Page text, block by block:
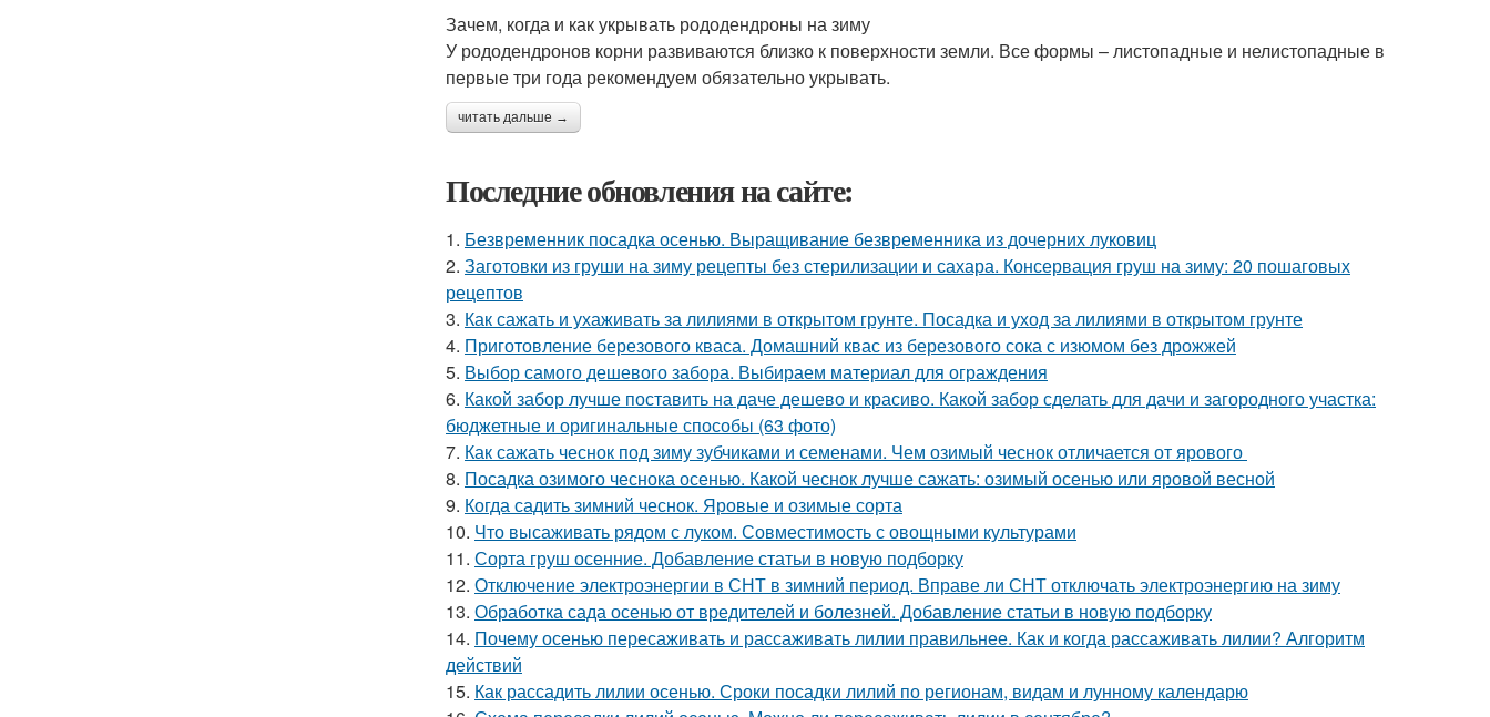
Зачем, когда и как укрывать рододендроны на зиму
У рододендронов корни развиваются близко к поверхности земли. Все формы – листопадные и нелистопадные в
первые три года рекомендуем обязательно укрывать.
читать дальше →
Последние обновления на сайте:
1. Безвременник посадка осенью. Выращивание безвременника из дочерних луковиц
2. Заготовки из груши на зиму рецепты без стерилизации и сахара. Консервация груш на зиму: 20 пошаговых
рецептов
3. Как сажать и ухаживать за лилиями в открытом грунте. Посадка и уход за лилиями в открытом грунте
4. Приготовление березового кваса. Домашний квас из березового сока с изюмом без дрожжей
5. Выбор самого дешевого забора. Выбираем материал для ограждения
6. Какой забор лучше поставить на даче дешево и красиво. Какой забор сделать для дачи и загородного участка:
бюджетные и оригинальные способы (63 фото)
7. Как сажать чеснок под зиму зубчиками и семенами. Чем озимый чеснок отличается от ярового
8. Посадка озимого чеснока осенью. Какой чеснок лучше сажать: озимый осенью или яровой весной
9. Когда садить зимний чеснок. Яровые и озимые сорта
10. Что высаживать рядом с луком. Совместимость с овощными культурами
11. Сорта груш осенние. Добавление статьи в новую подборку
12. Отключение электроэнергии в СНТ в зимний период. Вправе ли СНТ отключать электроэнергию на зиму
13. Обработка сада осенью от вредителей и болезней. Добавление статьи в новую подборку
14. Почему осенью пересаживать и рассаживать лилии правильнее. Как и когда рассаживать лилии? Алгоритм
действий
15. Как рассадить лилии осенью. Сроки посадки лилий по регионам, видам и лунному календарю